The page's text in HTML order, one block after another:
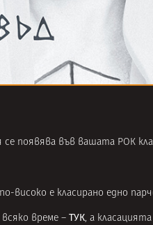
се появява във вашата РОК
високо е класирано едно
време – ТУК, а